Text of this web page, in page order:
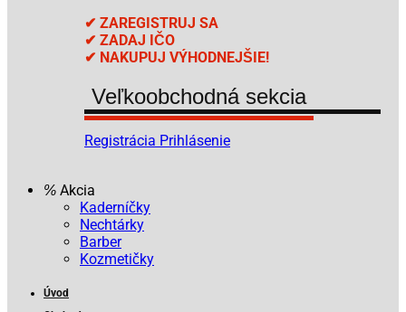
✔ ZAREGISTRUJ SA
✔ ZADAJ IČO
✔ NAKUPUJ VÝHODNEJŠIE!
Veľkoobchodná sekcia
Registrácia Prihlásenie
Akcia
Kaderníčky
Nechtárky
Barber
Kozmetičky
Úvod